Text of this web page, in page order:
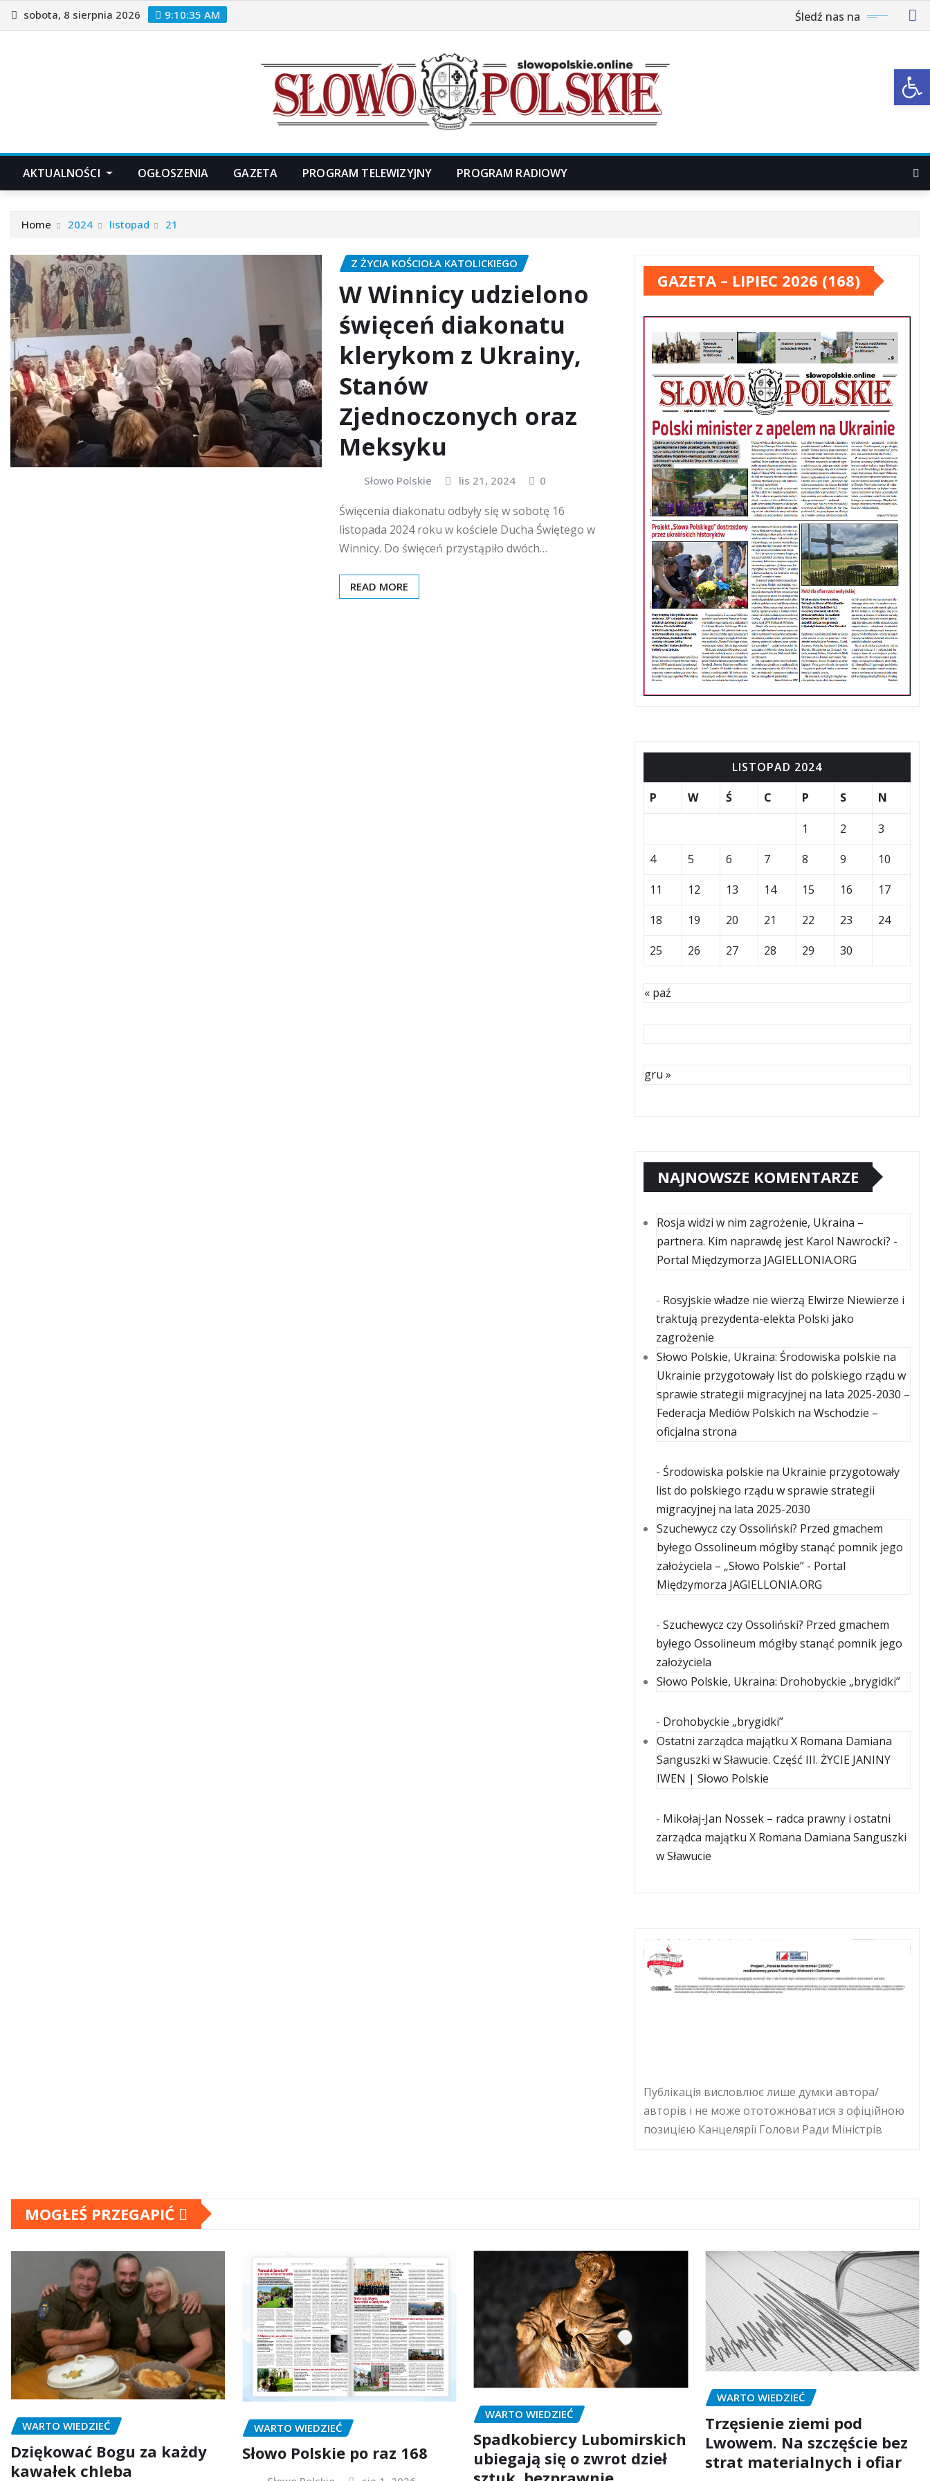
Skip
to
sobota, 8 sierpnia 2026 9:10:36 AM Śledź nas na
AKTUALNOŚCI OGŁOSZENIA GAZETA PROGRAM TELEWIZYJNY PROGRAM RADIOWY
Home 2024 listopad 21
Z ŻYCIA KOŚCIOŁA KATOLICKIEGO
W Winnicy udzielono
święceń diakonatu
klerykom z Ukrainy,
Stanów
Zjednoczonych oraz
Meksyku
Słowo Polskie lis 21, 2024 0
Święcenia diakonatu odbyły się w sobotę 16
listopada 2024 roku w kościele Ducha Świętego w
Winnicy. Do święceń przystąpiło dwóch…
READ MORE
GAZETA – LIPIEC 2026 (168)
LISTOPAD 2024
P
W Ś C P S N
1 2
3
4
5 6 7 8 9
10
11
12 13 14 15 16
17
18
19 20 21 22 23
24
25
26 27 28 29 30
« paź
gru »
NAJNOWSZE KOMENTARZE
Rosja widzi w nim zagrożenie, Ukraina –
partnera. Kim naprawdę jest Karol Nawrocki? -
Portal Międzymorza JAGIELLONIA.ORG
- Rosyjskie władze nie wierzą Elwirze Niewierze i
traktują prezydenta-elekta Polski jako
zagrożenie
Słowo Polskie, Ukraina: Środowiska polskie na
Ukrainie przygotowały list do polskiego rządu w
sprawie strategii migracyjnej na lata 2025-2030 –
Federacja Mediów Polskich na Wschodzie –
oficjalna strona
- Środowiska polskie na Ukrainie przygotowały
list do polskiego rządu w sprawie strategii
migracyjnej na lata 2025-2030
Szuchewycz czy Ossoliński? Przed gmachem
byłego Ossolineum mógłby stanąć pomnik jego
założyciela – „Słowo Polskie” - Portal
Międzymorza JAGIELLONIA.ORG
- Szuchewycz czy Ossoliński? Przed gmachem
byłego Ossolineum mógłby stanąć pomnik jego
założyciela
Słowo Polskie, Ukraina: Drohobyckie „brygidki”
- Drohobyckie „brygidki”
Ostatni zarządca majątku X Romana Damiana
Sanguszki w Sławucie. Część III. ŻYCIE JANINY
IWEN | Słowo Polskie
- Mikołaj-Jan Nossek – radca prawny i ostatni
zarządca majątku X Romana Damiana Sanguszki
w Sławucie
Публікація висловлює лише думки автора/
авторів і не може ототожноватися з офіційною
позицією Канцелярії Голови Ради Міністрів
MOGŁEŚ PRZEGAPIĆ
WARTO WIEDZIEĆ
Dziękować Bogu za każdy
kawałek chleba
WARTO WIEDZIEĆ
Słowo Polskie po raz 168
WARTO WIEDZIEĆ
Spadkobiercy Lubomirskich
ubiegają się o zwrot dzieł
WARTO WIEDZIEĆ
Trzęsienie ziemi pod
Lwowem. Na szczęście bez
strat materialnych i ofiar